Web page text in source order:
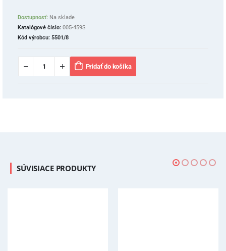
Dostupnosť: Na sklade
Katalógové číslo: 005-459S
Kód výrobcu: 5501/8
Pridať do košíka
SÚVISIACE PRODUKTY